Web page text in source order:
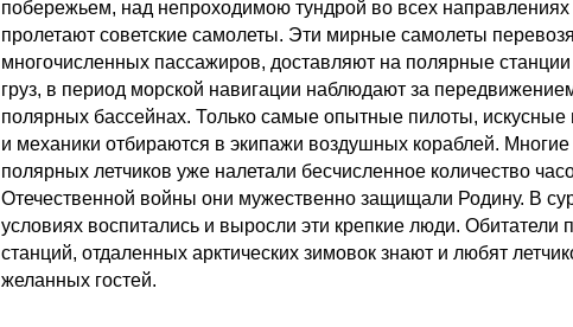
побережьем, над непроходимою тундрой во всех направлениях
пролетают советские самолеты. Эти мирные самолеты
многочисленных пассажиров, доставляют на полярные станции
груз, в период морской навигации наблюдают за
полярных бассейнах. Только самые опытные пилоты,
и механики отбираются в экипажи воздушных кораблей. Многие
полярных летчиков уже налетали бесчисленное количество
Отечественной войны они мужественно защищали Родину. В
условиях воспитались и выросли эти крепкие люди. Обитатели
станций, отдаленных арктических зимовок знают и любят
желанных гостей.